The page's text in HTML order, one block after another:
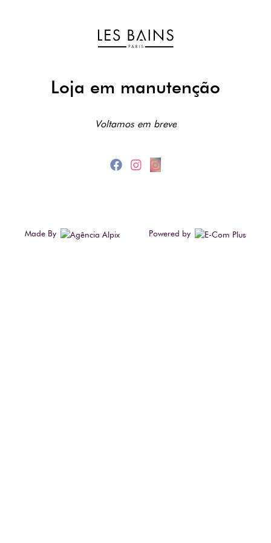
Loja em manutenção
Voltamos em breve
Made By Powered by